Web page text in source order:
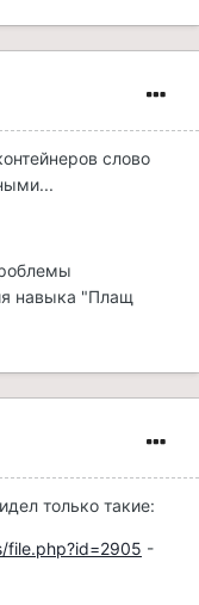
слово
навыка "Плащ
только такие:
file.php?id=2905 -